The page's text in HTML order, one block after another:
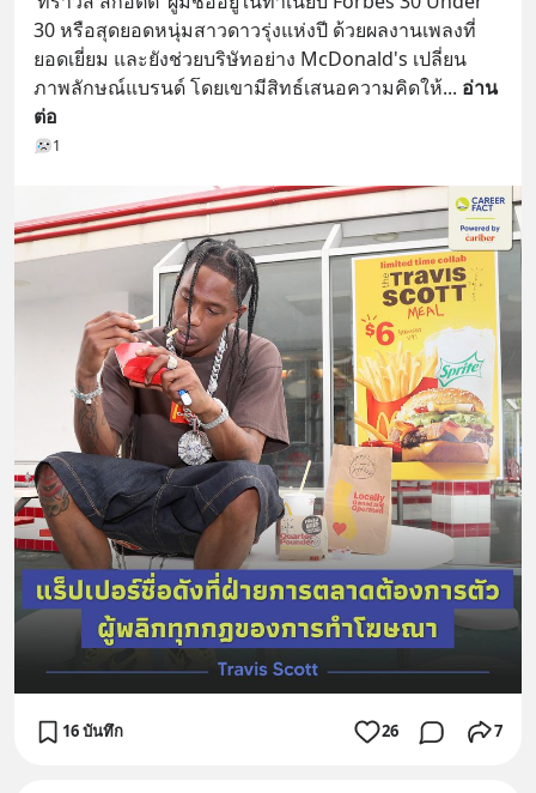
30 หรือสุดยอดหนุ่มสาวดาวรุ่งแห่งปี ด้วยผลงานเพลงที่
ยอดเยี่ยม และยังช่วยบริษัทอย่าง McDonald's เปลี่ยน
ภาพลักษณ์แบรนด์ โดยเขามีสิทธ์เสนอความคิดให้... อ่าน
ต่อ
1
16 บันทึก 26 7